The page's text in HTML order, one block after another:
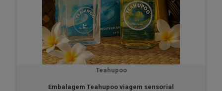
Teahupoo
Embalagem Teahupoo viagem sensorial